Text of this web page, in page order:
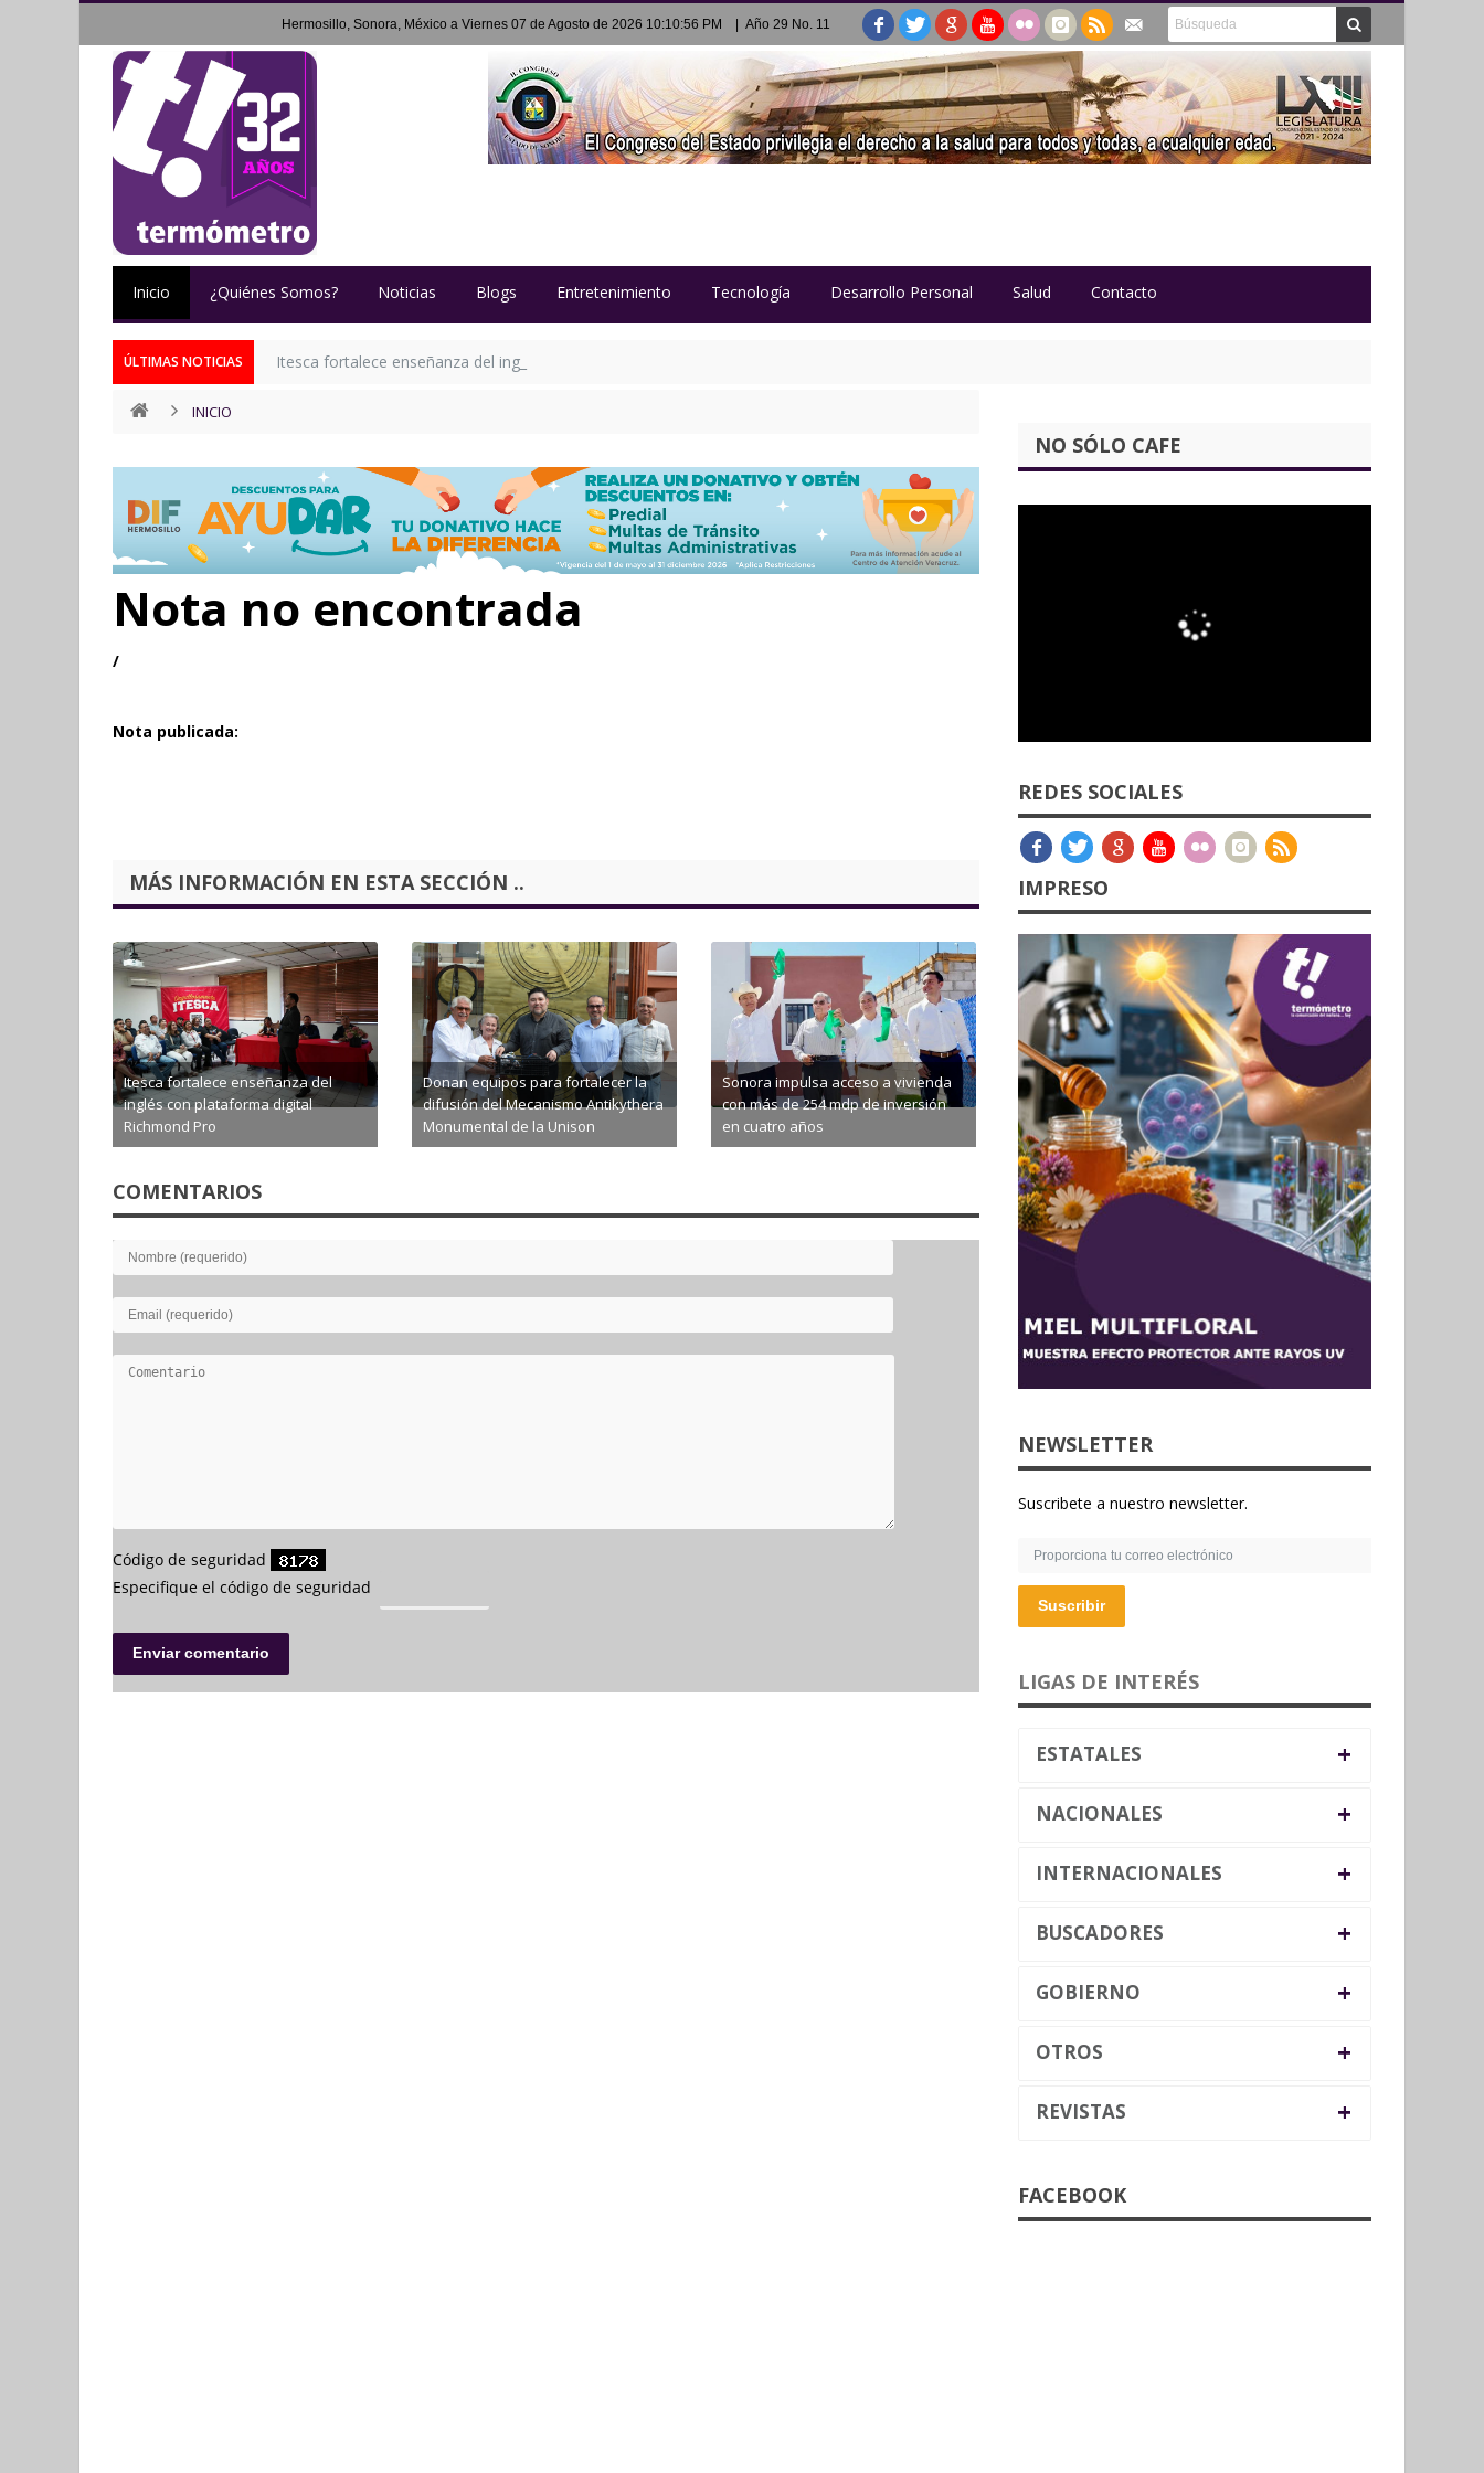
Hermosillo, Sonora, México a Viernes 07 de Agosto de 2026 10:10:56 PM | Año 29 No. 11
Inicio ¿Quiénes Somos? Noticias Blogs Entretenimiento Tecnología Desarrollo Personal Salud Contacto
ÚLTIMAS NOTICIAS Itesca fortalece enseñanza del inglés con plataforma digital Richmond Pro
INICIO
Nota no encontrada
/
Nota publicada:
MÁS INFORMACIÓN EN ESTA SECCIÓN ..
Itesca fortalece enseñanza del
inglés con plataforma digital
Richmond Pro
Donan equipos para fortalecer la
difusión del Mecanismo Antikythera
Monumental de la Unison
Sonora impulsa acceso a vivienda
con más de 254 mdp de inversión
en cuatro años
COMENTARIOS
NO SÓLO CAFE
REDES SOCIALES
IMPRESO
NEWSLETTER
Suscribete a nuestro newsletter.
Suscribir
LIGAS DE INTERÉS
ESTATALES +
NACIONALES +
INTERNACIONALES +
BUSCADORES +
GOBIERNO +
OTROS +
REVISTAS +
FACEBOOK